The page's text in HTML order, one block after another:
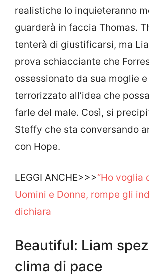
realistiche lo inquieteranno
guarderà in faccia Thomas.
tenterà di giustificarsi, ma
prova schiacciante che
ossessionato da sua moglie e
terrorizzato all’idea che
farle del male. Così, si
Steffy che sta conversando
con Hope.
LEGGI ANCHE>>>“Ho voglia
Uomini e Donne, rompe gli
dichiara
Beautiful: Liam
clima di pace